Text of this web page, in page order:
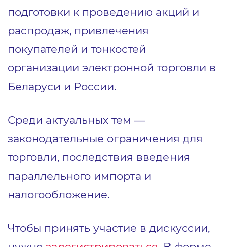
подготовки к проведению акций и
распродаж, привлечения
покупателей и тонкостей
организации электронной торговли в
Беларуси и России.
Среди актуальных тем ―
законодательные ограничения для
торговли, последствия введения
параллельного импорта и
налогообложение.
Чтобы принять участие в дискуссии,